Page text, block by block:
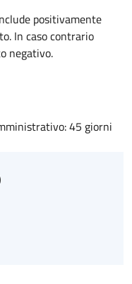
positivamente
In caso contrario
negativo.
45 giorni